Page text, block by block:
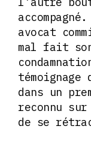
avocat
mal fait
témoignage
dans un
reconnu
de se